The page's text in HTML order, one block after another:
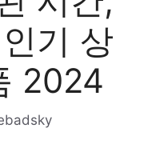
기 상
2024